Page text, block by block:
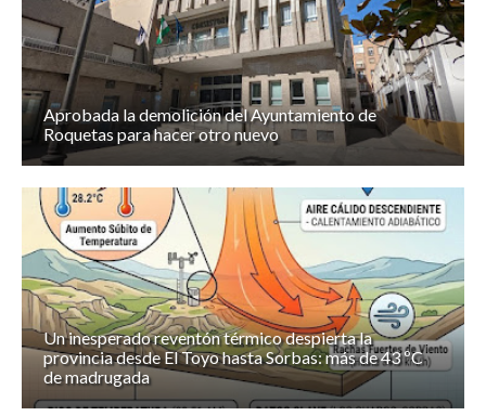
Aprobada la demolición del Ayuntamiento de
Roquetas para hacer otro nuevo
Un inesperado reventón térmico despierta la
provincia desde El Toyo hasta Sorbas: más de 43 ºC
de madrugada